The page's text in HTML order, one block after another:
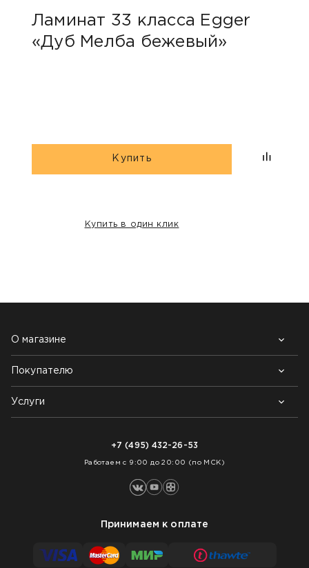
Ламинат 33 класса Egger
«Дуб Мелба бежевый»
Купить
Купить в один клик
О магазине
Почему выбирают нас
Контакты
Блог
Покупателю
Возврат товара
Как заказать
Услуги
+7 (495) 432-26-53
Работаем с 9:00 до 20:00 (по МСК)
Принимаем к оплате